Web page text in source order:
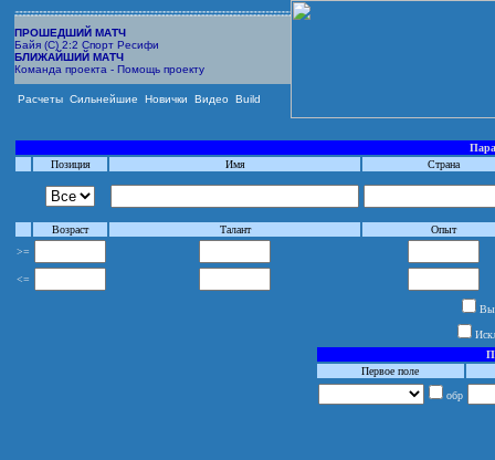
ПРОШЕДШИЙ МАТЧ
Байя (С) 2:2 Спорт Ресифи
БЛИЖАЙШИЙ МАТЧ
Команда проекта - Помощь проекту
Расчеты Сильнейшие Новички Видео Build
Позиция
Имя Страна
Возраст Талант
Опыт
>=
<=
Первое поле
обр